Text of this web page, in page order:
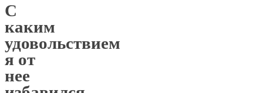
С
каким
удовольствием
я от
нее